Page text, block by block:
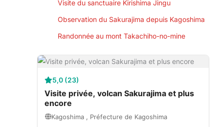
Visite du sanctuaire Kirishima Jingu
Observation du Sakurajima depuis Kagoshima
Randonnée au mont Takachiho-no-mine
5,0 (23)
Visite privée, volcan Sakurajima et plus
encore
Kagoshima , Préfecture de Kagoshima